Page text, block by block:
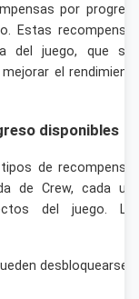
por
Estas
del juego, que
el
disponibles
de
de Crew, cada
del juego.
desbloquearse o